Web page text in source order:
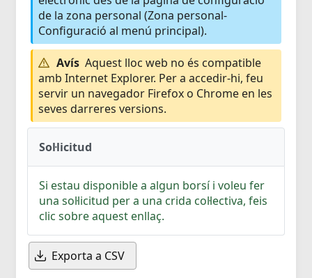
de la zona personal (Zona personal-
Configuració al menú principal).
Avís Aquest lloc web no és compatible
amb Internet Explorer. Per a accedir-hi, feu
servir un navegador Firefox o Chrome en les
seves darreres versions.
Sol·licitud
Si estau disponible a algun borsí i voleu fer
una sol·licitud per a una crida col·lectiva, feis
clic sobre aquest enllaç.
Exporta a CSV